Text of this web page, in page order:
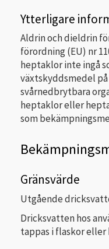
Ytterligare
Aldrin och dieldrin
förordning (EU) nr
heptaklor inte ingå
växtskyddsmedel
svårnedbrytbara
heptaklor eller
som
Gränsvärde
Utgående
Dricksvatten hos
tappas i flaskor eller